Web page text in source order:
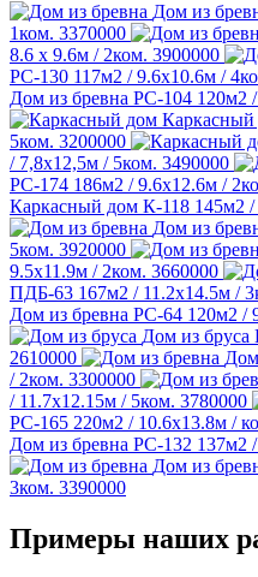
Дом из
1ком. 3370000
8.6 х 9.6м / 2ком. 3900000
РС-130 117м2 / 9.6х10.6м /
Дом из бревна РС-104 120м2
5ком. 3200000
/ 7,8х12,5м / 5ком. 3490000
РС-174 186м2 / 9.6х12.6м /
Каркасный дом К-118 145м2
Дом из
5ком. 3920000
9.5х11.9м / 2ком. 3660000
ПДБ-63 167м2 / 11.2х14.5м /
Дом из бревна РС-64 120м2 /
Дом из
2610000
/ 2ком. 3300000
/ 11.7х12.15м / 5ком. 3780000
РС-165 220м2 / 10.6х13.8м /
Дом из бревна РС-132 137м2
Дом из
3ком. 3390000
Примеры наших